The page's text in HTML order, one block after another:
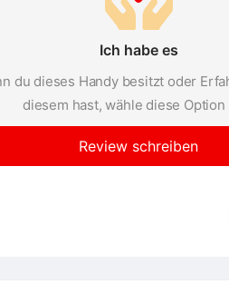
Ich habe es
du dieses Handy besitzt oder
diesem hast, wähle diese Option
Review schreiben